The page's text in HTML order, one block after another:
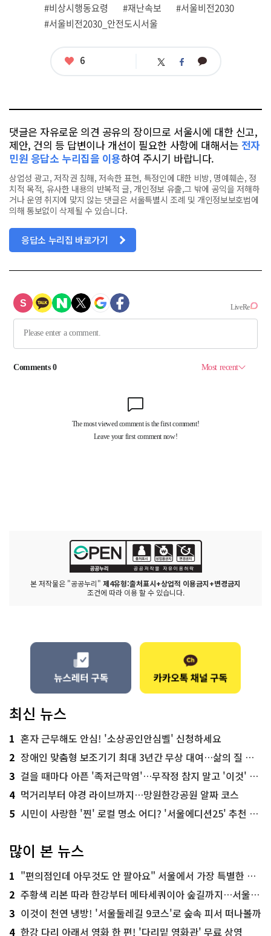
#비상시행동요령
#재난속보
#서울비전2030
#서울비전2030_안전도시서울
좋
6 트 페 카
댓글은 자유로운 의견 공유의 장이므로 서울시에 대한 신고,
제안, 건의 등 답변이나 개선이 필요한 사항에 대해서는 전자
민원 응답소 누리집을 이용하여 주시기 바랍니다.
상업성 광고, 저작권 침해, 저속한 표현, 특정인에 대한 비방, 명예훼손, 정
치적 목적, 유사한 내용의 반복적 글, 개인정보 유출,그 밖에 공익을 저해하
거나 운영 취지에 맞지 않는 댓글은 서울특별시 조례 및 개인정보보호법에
의해 통보없이 삭제될 수 있습니다.
응답소 누리집 바로가기
본 저작물은 "공공누리" 제4유형:출처표시+상업적 이용금지+변경금지
조건에 따라 이용 할 수 있습니다.
최신 뉴스
1 혼자 근무해도 안심! '소상공인안심벨' 신청하세요
2 장애인 맞춤형 보조기기 최대 3년간 무상 대여…삶의 질 높인다
3 걸을 때마다 아픈 '족저근막염'…무작정 참지 말고 '이것' 해보세요!
4 먹거리부터 야경 라이브까지…망원한강공원 알짜 코스
5 시민이 사랑한 '찐' 로컬 명소 어디? '서울에디션25' 추천 코스
많이 본 뉴스
1 "편의점인데 아무것도 안 팔아요" 서울에서 가장 특별한 편의점의 정체
2 주황색 리본 따라 한강부터 메타세쿼이아 숲길까지…서울둘레길 15코스
3 이것이 천연 냉방! '서울둘레길 9코스'로 숲속 피서 떠나볼까
4 한강 다리 아래서 영화 한 편! '다리밑 영화관' 무료 상영